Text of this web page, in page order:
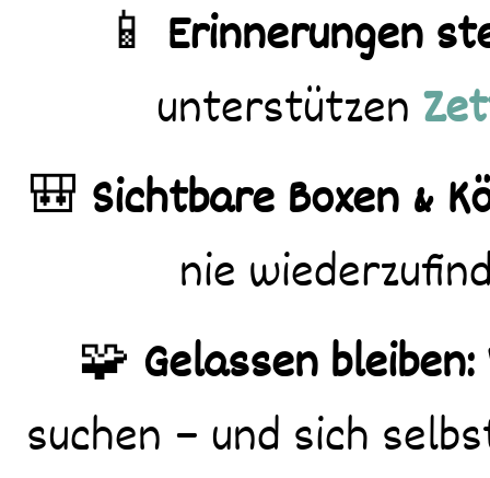
📱 Erinnerungen
unterstützen
🎒 Sichtbare Boxen &
nie
🧩 Gelassen bleiben:
suchen – und sich